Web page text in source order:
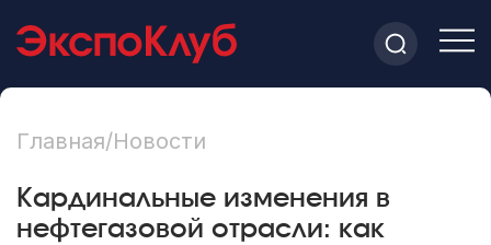
Главная/Новости
Кардинальные изменения в
нефтегазовой отрасли: как